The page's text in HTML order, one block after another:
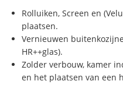
Rolluiken, Screen en
plaatsen.
Vernieuwen
HR++glas).
Zolder verbouw, kamer
en het plaatsen van een